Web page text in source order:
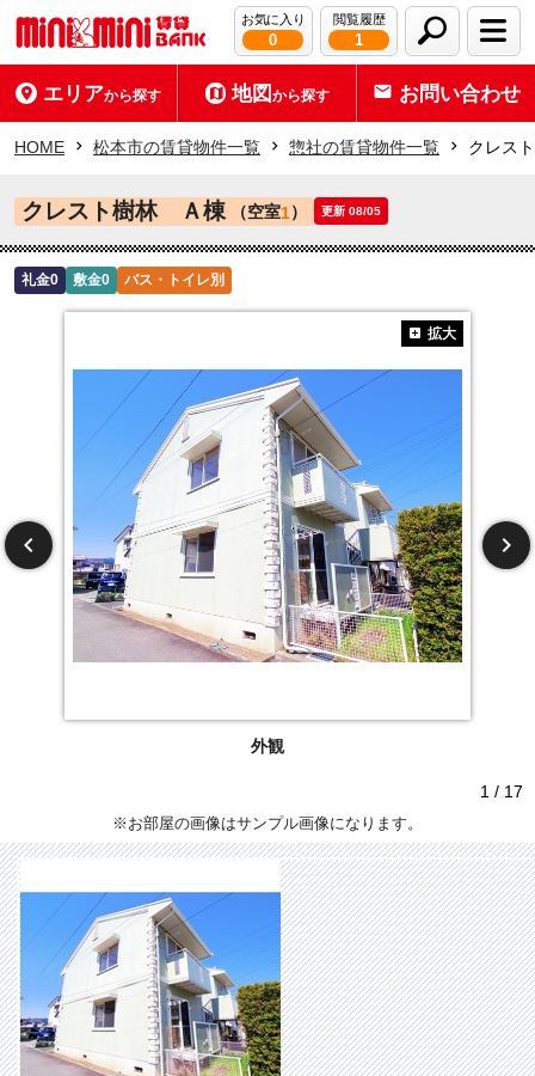
お気に入り
0
閲覧履歴
1
エリアから探す 地図から探す お問い合わせ
HOME 松本市の賃貸物件一覧 惣社の賃貸物件一覧 クレス
クレスト樹林 Ａ棟 （空室1） 更新 08/05
礼金0 敷金0 バス・トイレ別
外観
拡大
1 / 17
※お部屋の画像はサンプル画像になります。